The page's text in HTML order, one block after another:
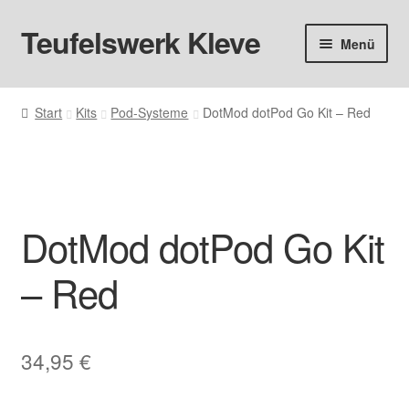
Zur
Navigation
Zum
Inhalt
Teufelswerk Kleve Menü
Startseite
Liquids
Big Puff
Basen & Nikotin
Start Kits Pod-Systeme DotMod dotPod Go Kit – Red
DotMod dotPod Go Kit
– Red
34,95 €